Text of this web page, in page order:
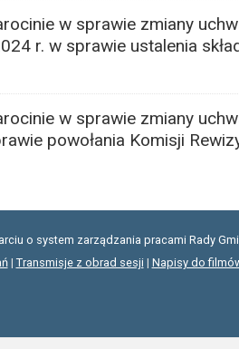
w sprawie zmiany
r. w sprawie ustalenia
w sprawie zmiany
powołania Komisji
o system zarządzania pracami Rady
| Transmisje z obrad sesji | Napisy do